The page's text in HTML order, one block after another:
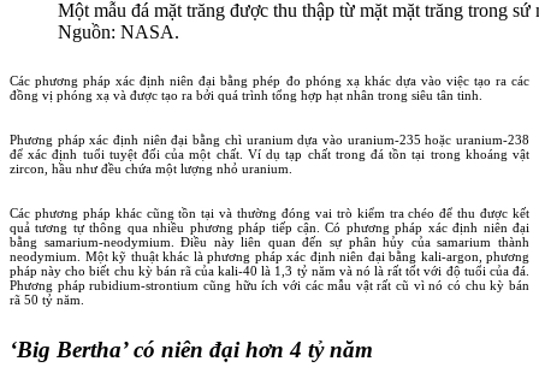
Một mẫu đá mặt trăng được thu thập từ mặt mặt trăng trong
Nguồn: NASA.
Các phương pháp xác định niên đại bằng phép đo phóng xạ khác dựa vào việc tạo ra các
đồng vị phóng xạ và được tạo ra bởi quá trình tổng hợp hạt nhân trong siêu tân tinh.
Phương pháp xác định niên đại bằng chì uranium dựa vào uranium-235 hoặc uranium-238
để xác định tuổi tuyệt đối của một chất. Ví dụ tạp chất trong đá tồn tại trong khoáng vật
zircon, hầu như đều chứa một lượng nhỏ uranium.
Các phương pháp khác cũng tồn tại và thường đóng vai trò kiểm tra chéo để thu được kết
quả tương tự thông qua nhiều phương pháp tiếp cận. Có phương pháp xác định niên đại
bằng samarium-neodymium. Điều này liên quan đến sự phân hủy của samarium thành
neodymium. Một kỹ thuật khác là phương pháp xác định niên đại bằng kali-argon, phương
pháp này cho biết chu kỳ bán rã của kali-40 là 1,3 tỷ năm và nó là rất tốt với độ tuổi của đá.
Phương pháp rubidium-strontium cũng hữu ích với các mẫu vật rất cũ vì nó có chu kỳ bán
rã 50 tỷ năm.
‘Big Bertha’ có niên đại hơn 4 tỷ năm